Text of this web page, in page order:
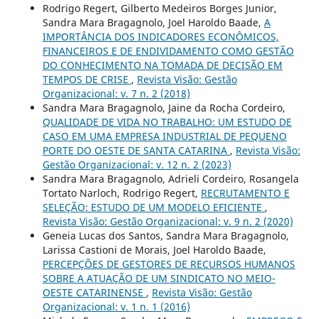
Rodrigo Regert, Gilberto Medeiros Borges Junior,
Sandra Mara Bragagnolo, Joel Haroldo Baade, A
IMPORTÂNCIA DOS INDICADORES ECONÔMICOS,
FINANCEIROS E DE ENDIVIDAMENTO COMO GESTÃO
DO CONHECIMENTO NA TOMADA DE DECISÃO EM
TEMPOS DE CRISE , Revista Visão: Gestão
Organizacional: v. 7 n. 2 (2018)
Sandra Mara Bragagnolo, Jaine da Rocha Cordeiro,
QUALIDADE DE VIDA NO TRABALHO: UM ESTUDO DE
CASO EM UMA EMPRESA INDUSTRIAL DE PEQUENO
PORTE DO OESTE DE SANTA CATARINA , Revista Visão:
Gestão Organizacional: v. 12 n. 2 (2023)
Sandra Mara Bragagnolo, Adrieli Cordeiro, Rosangela
Tortato Narloch, Rodrigo Regert, RECRUTAMENTO E
SELEÇÃO: ESTUDO DE UM MODELO EFICIENTE ,
Revista Visão: Gestão Organizacional: v. 9 n. 2 (2020)
Geneia Lucas dos Santos, Sandra Mara Bragagnolo,
Larissa Castioni de Morais, Joel Haroldo Baade,
PERCEPÇÕES DE GESTORES DE RECURSOS HUMANOS
SOBRE A ATUAÇÃO DE UM SINDICATO NO MEIO-
OESTE CATARINENSE , Revista Visão: Gestão
Organizacional: v. 1 n. 1 (2016)